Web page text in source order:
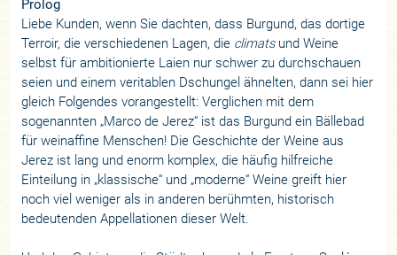
Prolog
Liebe Kunden, wenn Sie dachten, dass Burgund, das dortige
Terroir, die verschiedenen Lagen, die climatsund Weine
selbst für ambitionierte Laien nur schwer zu durchschauen
seien und einem veritablen Dschungel ähnelten, dann sei hier
gleich Folgendes vorangestellt: Verglichen mit dem
sogenannten „Marco de Jerez“ ist das Burgund ein Bällebad
für weinaffine Menschen! Die Geschichte der Weine aus
Jerez ist lang und enorm komplex, die häufig hilfreiche
Einteilung in „klassische“ und „moderne“ Weine greift hier
noch viel weniger als in anderen berühmten, historisch
bedeutenden Appellationen dieser Welt.